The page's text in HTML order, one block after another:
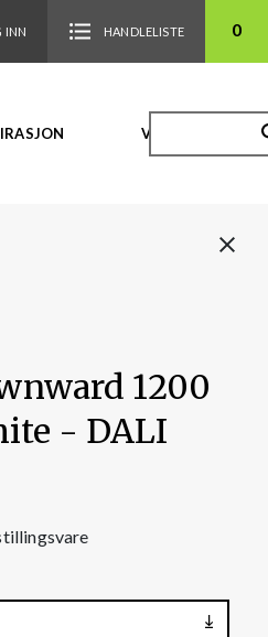
INN HANDLELISTE 0
VIDEO
1200
- DALI